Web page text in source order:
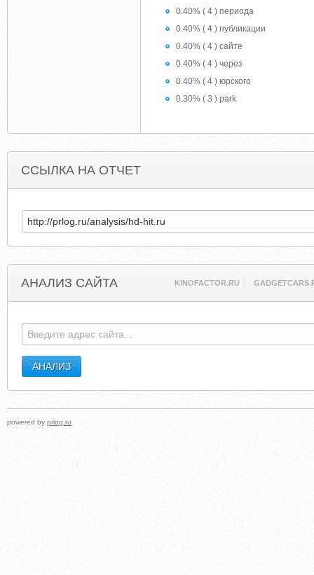
0.40% ( 4 ) периода
0.40% ( 4 ) публикации
0.40% ( 4 ) сайте
0.40% ( 4 ) через
0.40% ( 4 ) юрского
0.30% ( 3 ) park
ССЫЛКА НА ОТЧЕТ
АНАЛИЗ САЙТА KINOFACTOR.RU
powered by prlog.ru